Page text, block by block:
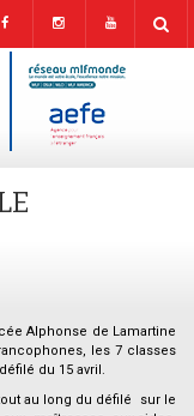
Alphonse de Lamartine
les 7 classes
du 15 avril.
au long du défilé sur le